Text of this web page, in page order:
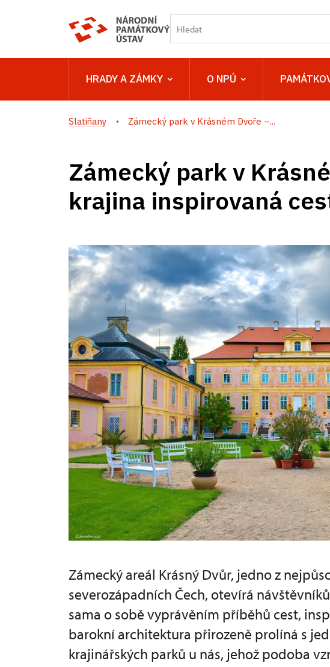
HRADY A ZÁMKY O NPÚ
Slatiňany Zámecký park v Krásném Dvoře –...
Zámecký park v
krajina inspirovaná
Zámecký areál Krásný Dvůr, jedno z
severozápadních Čech, otevírá
sama o sobě vyprávěním příběhů cest,
barokní architektura přirozeně prolíná s
krajinářských parků u nás, jehož podoba